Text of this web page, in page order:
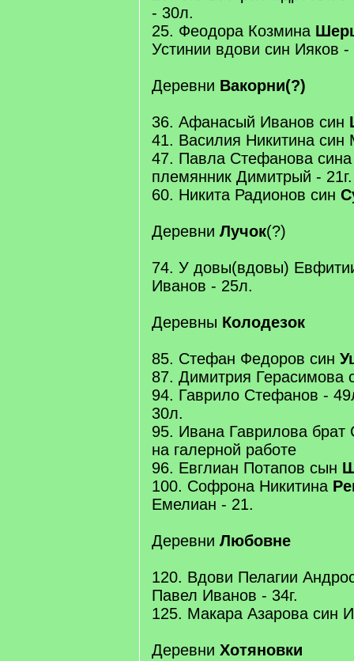
- 30л.
25. Феодора Козмина
Устинии вдови син Ияков -
Деревни Вакорни(?)
36. Афанасый Иванов син
41. Василия Никитина син
47. Павла Стефанова
племянник Димитрый - 21г.
60. Никита Радионов син
Деревни Лучок(?)
74. У довы(вдовы)
Иванов - 25л.
Деревны Колодезок
85. Стефан Федоров син
87. Димитрия Герасимова
94. Гаврило Стефанов -
30л.
95. Ивана Гаврилова брат
на галерной работе
96. Евглиан Потапов сын
100. Софрона Никитина
Емелиан - 21.
Деревни Любовне
120. Вдови Пелагии
Павел Иванов - 34г.
125. Макара Азарова син
Деревни Хотяновки